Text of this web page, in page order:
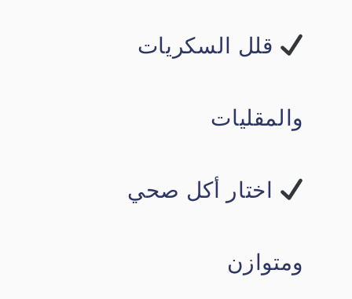
قلل السكريات
والمقليات
اختار أكل صحي
ومتوازن